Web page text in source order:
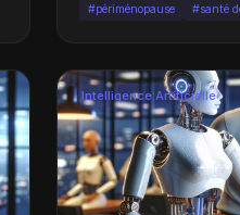
#périménopause #santé
Intelligence Artificielle